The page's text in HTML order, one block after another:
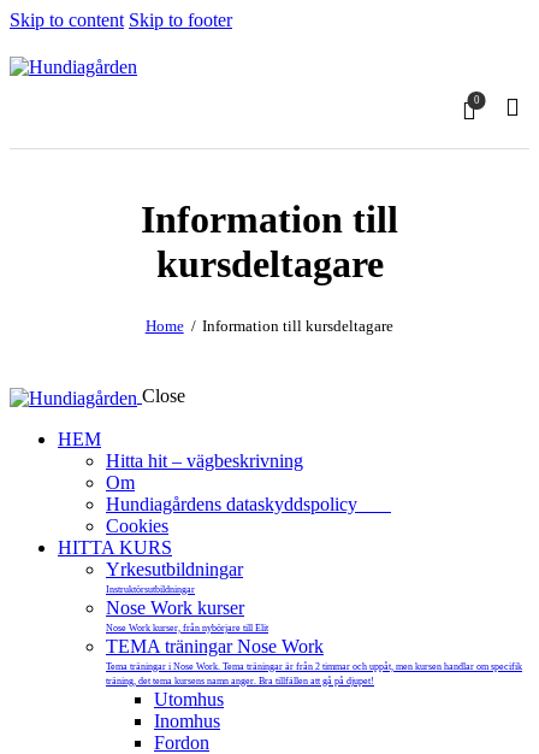
Skip to content Skip to footer
0
Information till
kursdeltagare
Home Information till kursdeltagare
Close
HEM
Hitta hit – vägbeskrivning
Om
Hundiagårdens dataskyddspolicy
Cookies
HITTA KURS
Yrkesutbildningar
Instruktörsutbildningar
Nose Work kurser
Nose Work kurser, från nybörjare till Elit
TEMA träningar Nose Work
Tema träningar i Nose Work. Tema träningar är från 2 timmar och uppåt, men kursen handlar om specifik
träning, det tema kursens namn anger. Bra tillfällen att gå på djupet!
Utomhus
Inomhus
Fordon